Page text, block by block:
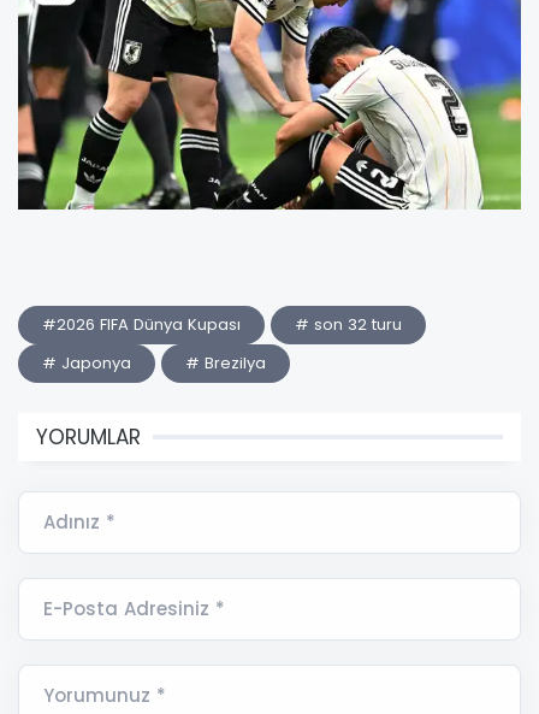
#2026 FIFA Dünya Kupası
# son 32 turu
# Japonya
# Brezilya
YORUMLAR
Adınız *
E-Posta Adresiniz *
Yorumunuz *